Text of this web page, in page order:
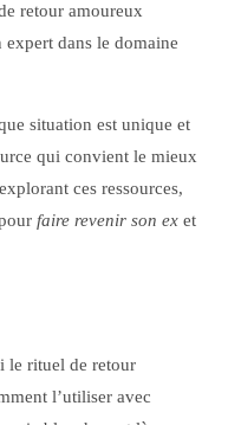
retour amoureux
dans le domaine
situation est unique et
qui convient le mieux
ces ressources,
faire revenir son ex et
le rituel de retour
l’utiliser avec